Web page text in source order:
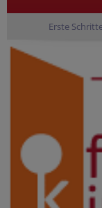
Erste